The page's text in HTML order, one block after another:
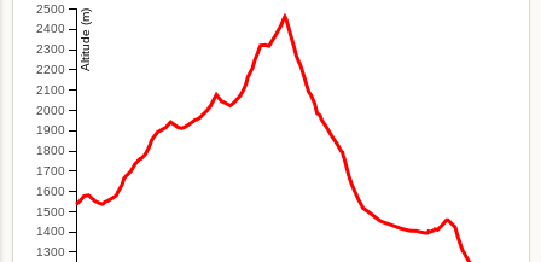
1300
1400
1500
1600
1700
1800
1900
2000
2100
2200
2300
2400
2500 Altitude (m)